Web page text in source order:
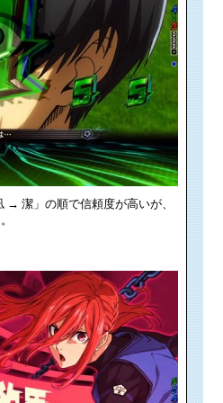
潔」の順で信頼度が高いが、